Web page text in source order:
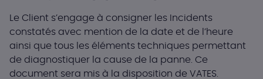
Le Client s’engage à consigner les Incidents
constatés avec mention de la date et de l’heure
ainsi que tous les éléments techniques permettant
de diagnostiquer la cause de la panne. Ce
document sera mis à la disposition de VATES.